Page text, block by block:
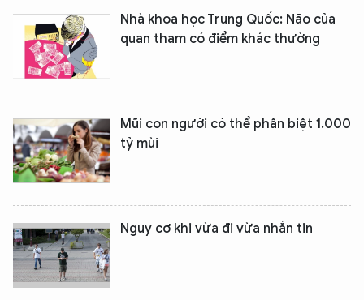
Nhà khoa học Trung Quốc: Não của
quan tham có điểm khác thường
Mũi con người có thể phân biệt 1.000
tỷ mùi
Nguy cơ khi vừa đi vừa nhắn tin